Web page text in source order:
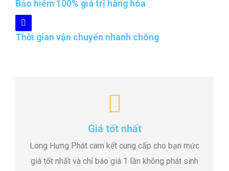
Bảo hiểm 100% giá trị hàng hóa
Thời gian vận chuyển nhanh chóng
Giá tốt nhất
Long Hưng Phát cam kết cung cấp cho bạn mức
giá tốt nhất và chỉ báo giá 1 lần không phát sinh